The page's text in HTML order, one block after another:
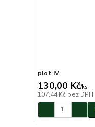
plot IV.
130,00 Kč/ks
107,44 Kč bez DPH